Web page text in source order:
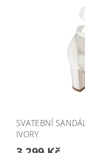
SVATEBNÍ
IVORY